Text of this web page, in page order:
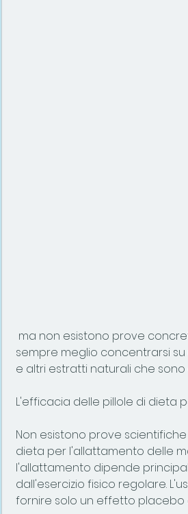
sempre meglio concentrarsi
e altri estratti naturali che
L'efficacia delle pillole di dieta
Non esistono prove
dieta per l'allattamento delle
l'allattamento dipende
dall'esercizio fisico regolare.
fornire solo un effetto